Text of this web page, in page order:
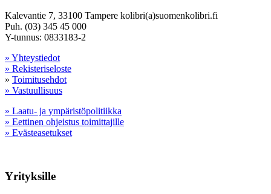
Kalevantie 7, 33100 Tampere kolibri(a)suomenkolibri.fi
Puh. (03) 345 45 000
Y-tunnus: 0833183-2
» Yhteystiedot
» Rekisteriseloste
» Toimitusehdot
» Vastuullisuus
» Laatu- ja ympäristöpolitiikka
» Eettinen ohjeistus toimittajille
» Evästeasetukset
Yrityksille